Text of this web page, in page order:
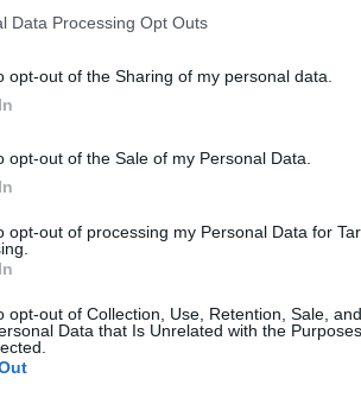
Data Processing Opt Outs
opt-out of the Sharing of my personal data.
opt-out of the Sale of my Personal Data.
opt-out of processing my Personal Data for
opt-out of Collection, Use, Retention, Sale,
Data that Is Unrelated with the
με τα κοινά. Έκανες το
ευγενική σου παρουσία. Και πάνω
την μητέρα μας Χάρη, όπως την
τον Δημήτριο. Γνώρισες 7 εγγόνια
Χρυσή και Νίκος) και 3 δισέγγονα
Ταλαιπωρήθηκες πολύ τα
σου και το μόνο που ήθελες και το
Σήμερα έκλεισες έναν γεμάτο
αδικοχαμένη μητέρα μας στους
ξεχάσει ποτέ κανείς μας».